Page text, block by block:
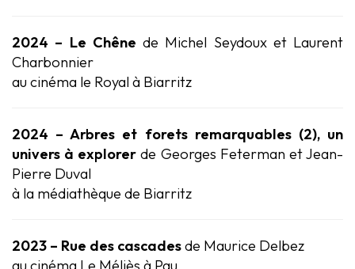
2024 – Le Chêne de Michel Seydoux et Laurent
Charbonnier
au cinéma le Royal à Biarritz
2024 –Arbres et forets remarquables (2), un
univers à explorer de Georges Feterman et Jean-
Pierre Duval
à la médiathèque de Biarritz
2023 – Rue des cascadesde Maurice Delbez